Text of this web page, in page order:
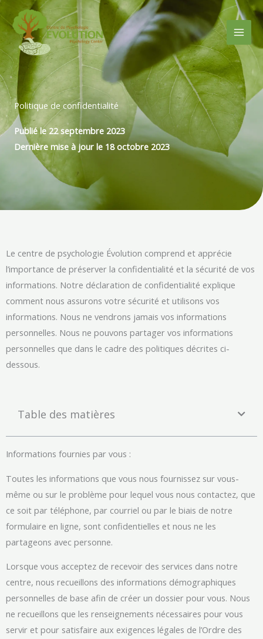
Aller
au
contenu
Politique de confidentialité
Publié le 22 septembre 2023
Dernière mise à jour le 18 octobre 2023
Le centre de psychologie Évolution comprend et apprécie
l’importance de préserver la confidentialité et la sécurité de vos
informations. Notre déclaration de confidentialité explique
comment nous assurons votre sécurité et utilisons vos
informations. Nous ne vendrons jamais vos informations
personnelles. Nous ne pouvons partager vos informations
personnelles que dans le cadre des politiques décrites ci-
dessous.
Table des matières
Informations fournies par vous :
Toutes les informations que vous nous fournissez sur vous-
même ou sur le problème pour lequel vous nous contactez, que
ce soit par téléphone, par courriel ou par le biais de notre
formulaire en ligne, sont confidentielles et nous ne les
partageons avec personne.
Lorsque vous acceptez de recevoir des services dans notre
centre, nous recueillons des informations démographiques
personnelles de base afin de créer un dossier pour vous. Nous
ne recueillons que les renseignements nécessaires pour vous
servir et pour satisfaire aux exigences légales de l’Ordre des